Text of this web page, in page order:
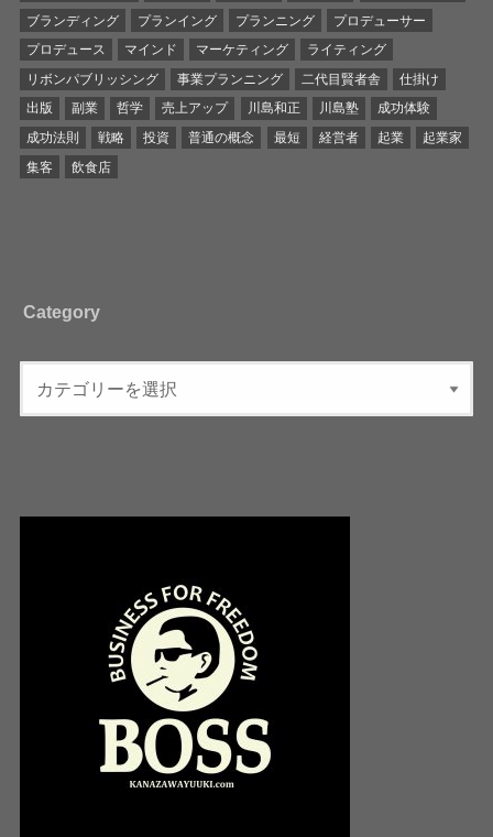
ブランディング
プランイング プランニング
プロデューサー
プロデュース
マインド マーケティング
ライティング
リボンパブリッシング
事業プランニング 二代目賢者舎
仕掛け
出版
副業 哲学 売上アップ 川島和正 川島塾
成功体験
成功法則
戦略 投資 普通の概念 最短 経営者 起業
起業家
集客
飲食店
Category